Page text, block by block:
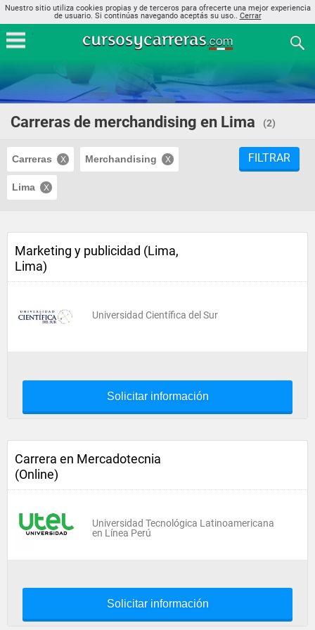
Nuestro sitio utiliza cookies propias y de terceros para ofrecerte una mejor experiencia
de usuario. Si continúas navegando aceptás su uso.. Cerrar
Carreras de merchandising en Lima (2)
Carreras Merchandising
Lima
FILTRAR
Marketing y publicidad (Lima,
Lima)
Universidad Científica del Sur
Solicitar información
Carrera en Mercadotecnia
(Online)
Universidad Tecnológica Latinoamericana
en Línea Perú
Solicitar información